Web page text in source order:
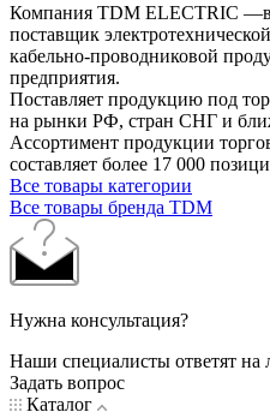
Компания TDM ELECTRIC
поставщик
кабельно-проводниковой
предприятия.
Поставляет продукцию под
на рынки РФ, стран СНГ и
Ассортимент продукции
составляет более 17 000
Все товары категории
Все товары бренда TDM
Нужна консультация?
Наши специалисты ответят
Задать вопрос
Каталог